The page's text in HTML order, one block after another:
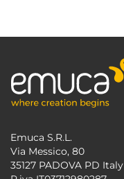
Emuca S.R.L.
Via Messico, 80
35127 PADOVA PD Italy